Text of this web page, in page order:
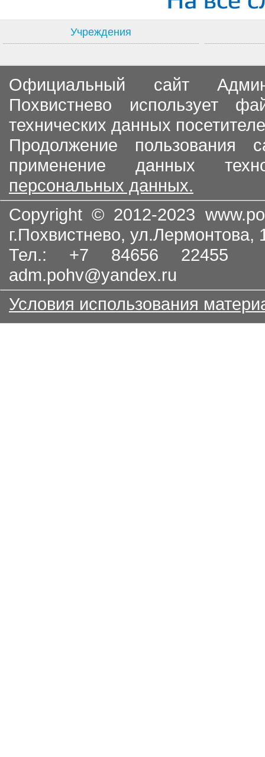
Учреждения
Официальный сайт
Похвистнево использует
технических данных
Продолжение пользования
применение данных
персональных данных.
Copyright © 2012-2023
г.Похвистнево, ул.Лермонтова,
Тел.: +7 84656
adm.pohv@yandex.ru
Условия использования